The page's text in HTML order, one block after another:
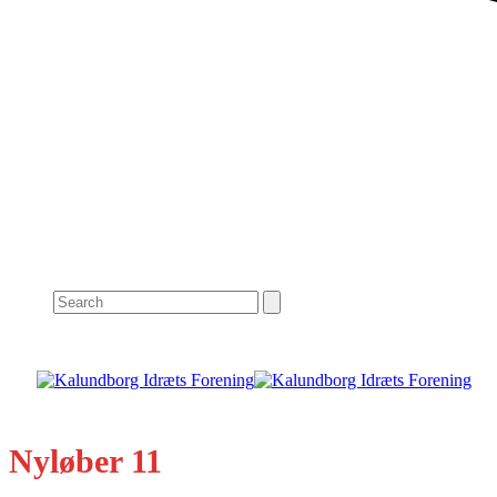
Search
Nyløber 11